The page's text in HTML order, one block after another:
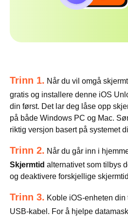
Trinn 1. Når du vil omgå
gratis og installere denne iOS
din først. Det lar deg låse opp
på både Windows PC og Mac.
riktig versjon basert på systemet
Trinn 2. Når du går inn i
Skjermtid alternativet som tilbys
og deaktivere forskjellige
Trinn 3. Koble iOS-enheten
USB-kabel. For å hjelpe